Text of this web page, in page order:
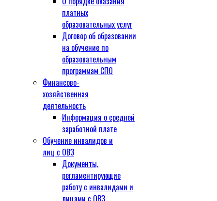
платных
образовательных услуг
Договор об образовании
на обучение по
образовательным
программам СПО
Финансово-
хозяйственная
деятельность
Информация о средней
заработной плате
Обучение инвалидов и
лиц с ОВЗ
Документы,
регламентирующие
работу с инвалидами и
лицами с ОВЗ